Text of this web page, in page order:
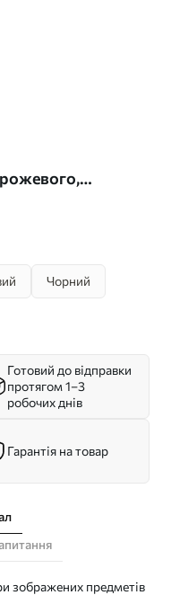
в рідку,
Чорний
Готовий до відправки
протягом 1–3
робочих днів
Гарантія на товар
зображених предметів